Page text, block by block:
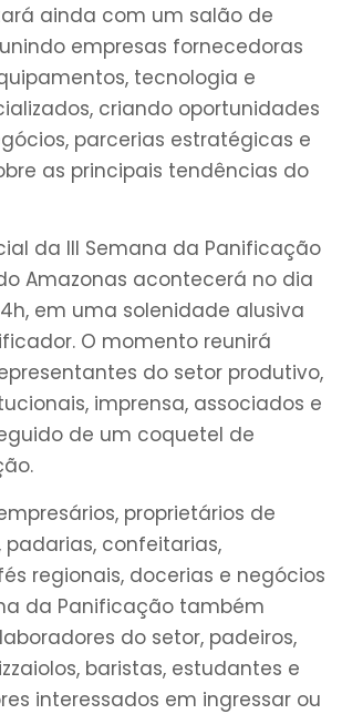
ainda com um salão de
empresas fornecedoras
tecnologia e
criando oportunidades
parcerias estratégicas e
as principais tendências do
da III Semana da Panificação
Amazonas acontecerá no dia
em uma solenidade alusiva
O momento reunirá
do setor produtivo,
imprensa, associados e
de um coquetel de
proprietários de
confeitarias,
regionais, docerias e negócios
da Panificação também
do setor, padeiros,
baristas, estudantes e
interessados em ingressar ou